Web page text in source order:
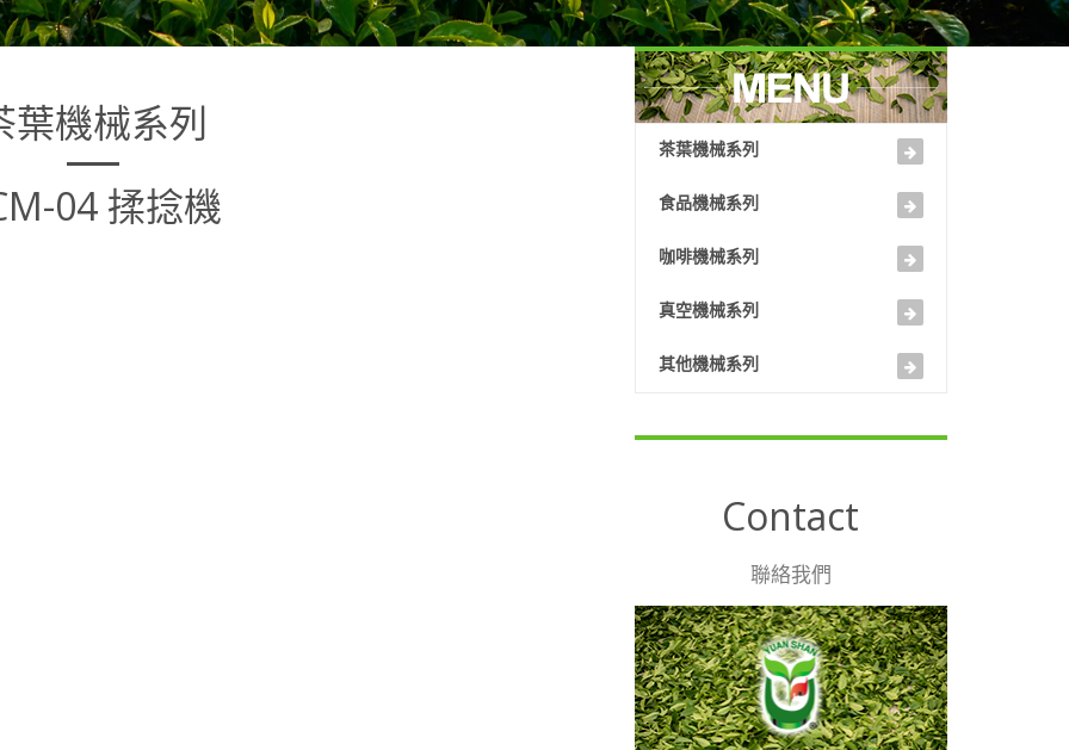
葉機械系列
04 揉捻機
茶葉機械系列
食品機械系列
咖啡機械系列
真空機械系列
其他機械系列
Contact
聯絡我們